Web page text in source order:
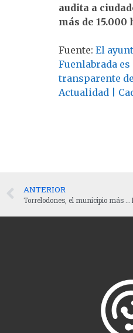
audita a
más de 15.000
Fuente: El
Fuenlabrada
transparente
Actualidad |
ANTERIOR